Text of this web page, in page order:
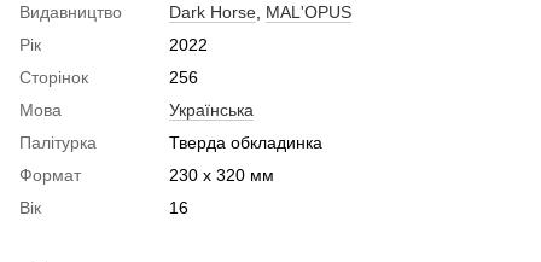
Видавництво Dark Horse MAL'OPUS
Рік
2022
Сторінок
256
Мова
Українська
Палітурка
Тверда обкладинка
Формат
230 x 320 мм
Вік
16